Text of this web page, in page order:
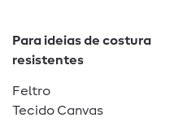
Para ideias de costura
resistentes
Feltro
Tecido Canvas